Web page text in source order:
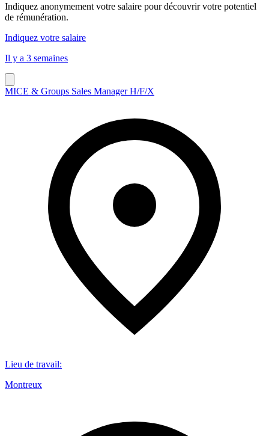
Indiquez anonymement votre salaire pour découvrir votre potentiel
de rémunération.
Indiquez votre salaire
Il y a 3 semaines
MICE & Groups Sales Manager H/F/X
Lieu de travail:
Montreux